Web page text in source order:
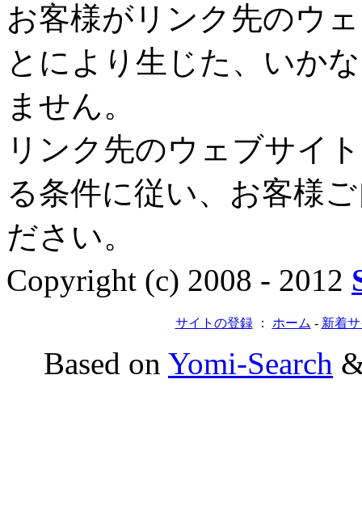
お客様がリンク先のウ
とにより生じた、いか
ません。
リンク先のウェブサイ
る条件に従い、お客様
ださい。
Copyright (c) 2008 - 2012
サイトの登録： ホーム - 新着
Based on Yomi-Search